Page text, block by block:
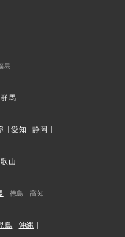
島
群馬
愛知
静岡
山
徳島 高知
島 沖縄